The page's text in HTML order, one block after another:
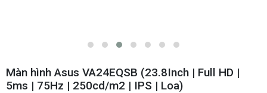
Màn hình Asus VA24EQSB (23.8Inch | Full HD |
5ms | 75Hz | 250cd/m2 | IPS | Loa)